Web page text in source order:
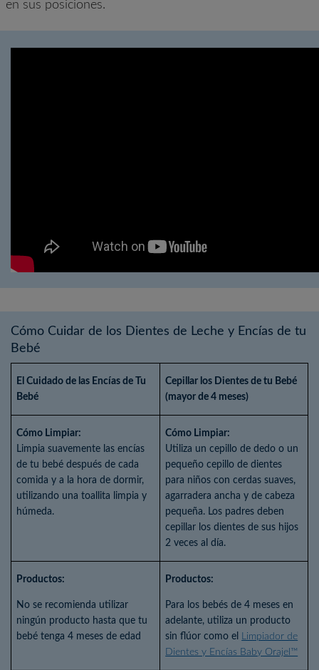
en sus posiciones.
Cómo Cuidar de los Dientes de Leche y Encías de tu
Bebé
El Cuidado de las Encías de Tu
Bebé
Cepillar los Dientes de tu Bebé
(mayor de 4 meses)
Cómo Limpiar:
Limpia suavemente las encías
de tu bebé después de cada
comida y a la hora de dormir,
utilizando una toallita limpia y
húmeda.
Cómo Limpiar:
Utiliza un cepillo de dedo o un
pequeño cepillo de dientes
para niños con cerdas suaves,
agarradera ancha y de cabeza
pequeña. Los padres deben
cepillar los dientes de sus hijos
2 veces al día.
Productos:
No se recomienda utilizar
ningún producto hasta que tu
bebé tenga 4 meses de edad
Productos:
Para los bebés de 4 meses en
adelante, utiliza un producto
sin flúor como el
Limpiador de
Dientes y Encías Baby Orajel™